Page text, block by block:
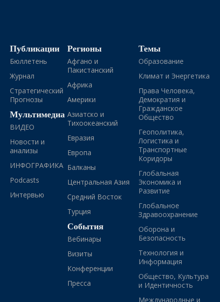
Публикации
Бюллетень
Журнал
Стратегический
Прогнозы
Мультимедиа
ВИДЕО
Новости и
анализы
ИНФОГРАФИКА
Podcasts
Интервью
Регионы
Афгано и
Пакистанский
Африка
Америки
Азиатско и
Тихоокеанский
Евразия
Европа
Балканы
Центральная Азия
Средний Восток
Турция
События
Вебинары
Визиты
Конференции
Пресса
Темы
Образование
Климат и Энергетика
Права Человека,
Демократия и
Гражданское
Общество
Геополитика,
Логистика и
Транспортные
Коридоры
Глобальная
Экономика и
Развитие
Глобальное
Здравоохранение
Оборона и
Безопасность
Технология и
Информация
Общество, Культура
и Идентичность
Международные и